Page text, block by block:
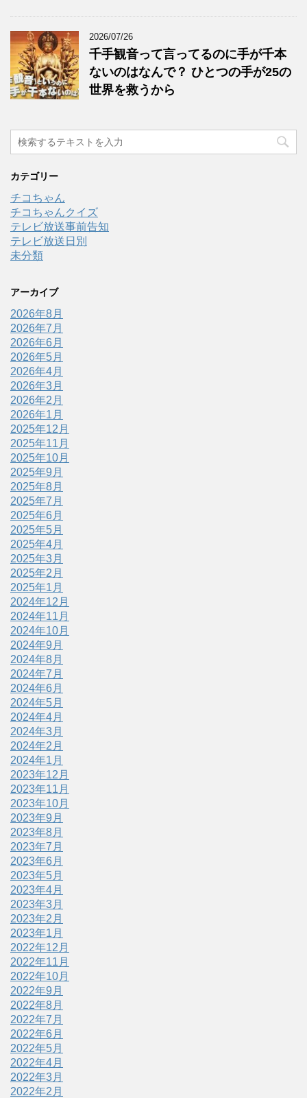
2026/07/26
千手観音って言ってるのに手が千本
ないのはなんで？ ひとつの手が25の
世界を救うから
カテゴリー
チコちゃん
チコちゃんクイズ
テレビ放送事前告知
テレビ放送日別
未分類
アーカイブ
2026年8月
2026年7月
2026年6月
2026年5月
2026年4月
2026年3月
2026年2月
2026年1月
2025年12月
2025年11月
2025年10月
2025年9月
2025年8月
2025年7月
2025年6月
2025年5月
2025年4月
2025年3月
2025年2月
2025年1月
2024年12月
2024年11月
2024年10月
2024年9月
2024年8月
2024年7月
2024年6月
2024年5月
2024年4月
2024年3月
2024年2月
2024年1月
2023年12月
2023年11月
2023年10月
2023年9月
2023年8月
2023年7月
2023年6月
2023年5月
2023年4月
2023年3月
2023年2月
2023年1月
2022年12月
2022年11月
2022年10月
2022年9月
2022年8月
2022年7月
2022年6月
2022年5月
2022年4月
2022年3月
2022年2月